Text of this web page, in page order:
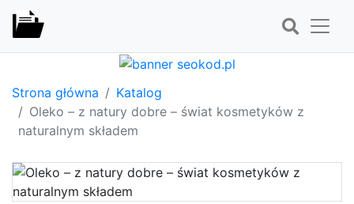
Strona główna
Katalog
Oleko – z natury dobre – świat kosmetyków z
naturalnym składem